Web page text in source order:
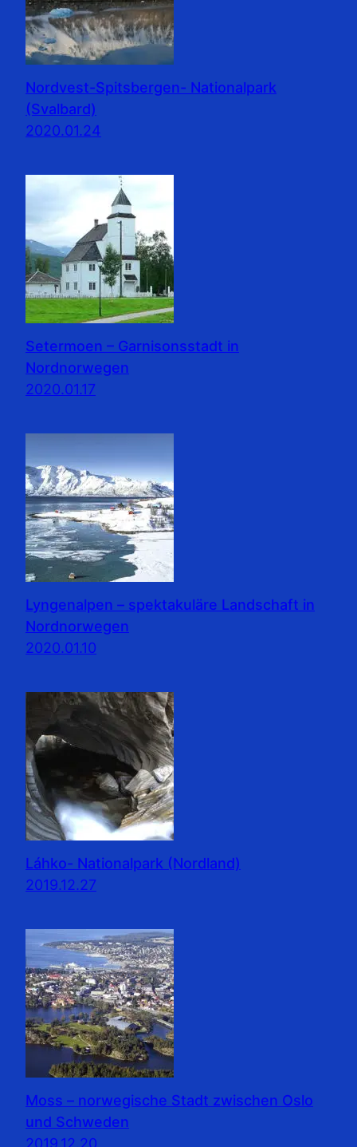
Nordvest-Spitsbergen- Nationalpark
(Svalbard)
2020.01.24
Setermoen – Garnisonsstadt in
Nordnorwegen
2020.01.17
Lyngenalpen – spektakuläre Landschaft in
Nordnorwegen
2020.01.10
Láhko- Nationalpark (Nordland)
2019.12.27
Moss – norwegische Stadt zwischen Oslo
und Schweden